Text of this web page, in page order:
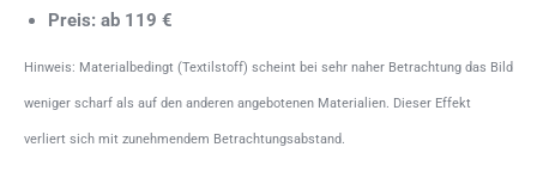
Preis: ab 119 €
Hinweis: Materialbedingt (Textilstoff) scheint bei sehr naher Betrachtung das Bild
weniger scharf als auf den anderen angebotenen Materialien. Dieser Effekt
verliert sich mit zunehmendem Betrachtungsabstand.